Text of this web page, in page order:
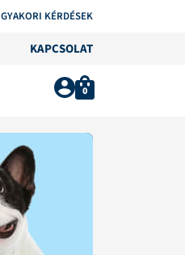
GYAKORI KÉRDÉSEK
KAPCSOLAT
0